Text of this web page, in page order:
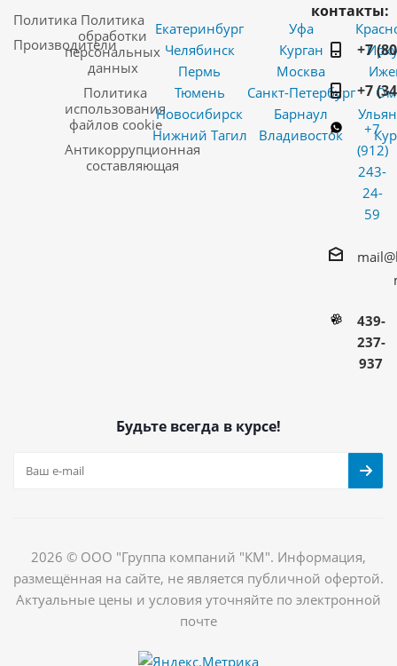
Политика
Производители
Политика
обработки
персональных
данных
Политика
использования
файлов cookie
Антикоррупционная
составляющая
Екатеринбург
Челябинск
Пермь
Тюмень
Новосибирск
Нижний Тагил
Уфа
Курган
Москва
Санкт-Петербург
Барнаул
Владивосток
контакты:
+7
+7
+7
(912)
243-
24-
59
439-
237-
937
Будьте всегда в курсе!
2026 © ООО "Группа компаний "КМ". Информация,
размещённая на сайте, не является публичной офертой.
Актуальные цены и условия уточняйте по электронной
почте